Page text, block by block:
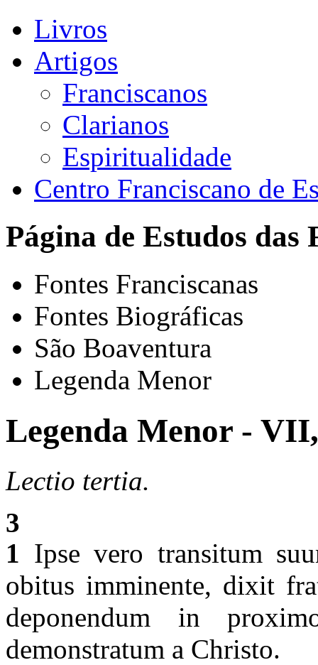
Livros
Artigos
Franciscanos
Clarianos
Espiritualidade
Centro Franciscano de
Página de Estudos das
Fontes Franciscanas
Fontes Biográficas
São Boaventura
Legenda Menor
Legenda Menor -
Lectio tertia.
3
1 Ipse vero transitum
obitus imminente, dixit
deponendum in
demonstratum a Christo.